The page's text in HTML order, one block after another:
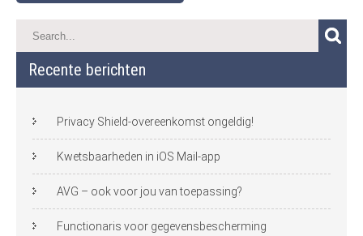
Recente berichten
Privacy Shield-overeenkomst ongeldig!
Kwetsbaarheden in iOS Mail-app
AVG – ook voor jou van toepassing?
Functionaris voor gegevensbescherming